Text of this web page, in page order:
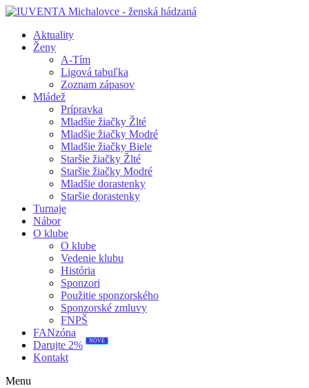
Aktuality
Ženy
A-Tím
Ligová tabuľka
Zoznam zápasov
Mládež
Prípravka
Mladšie žiačky Žlté
Mladšie žiačky Modré
Mladšie žiačky Biele
Staršie žiačky Žlté
Staršie žiačky Modré
Mladšie dorastenky
Staršie dorastenky
Turnaje
Nábor
O klube
O klube
Vedenie klubu
História
Sponzori
Použitie sponzorského
Sponzorské zmluvy
FNPŠ
FANzóna
Darujte 2%
NOVÉ
Kontakt
Menu